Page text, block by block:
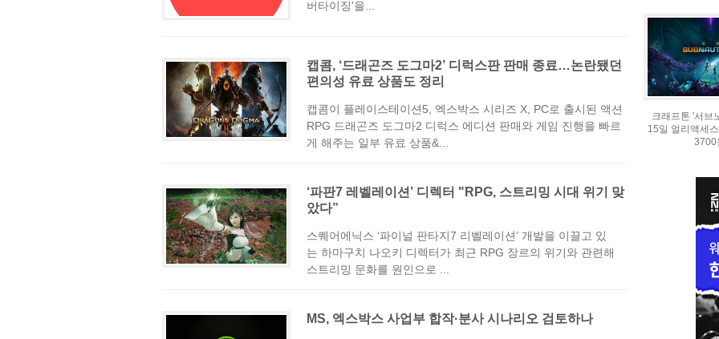
버타이징'을...
캡콤, ‘드래곤즈 도그마2’ 디럭스판 판매 종료…논란됐던
편의성 유료 상품도 정리
캡콤이 플레이스테이션5, 엑스박스 시리즈 X, PC로 출시된 액션
RPG 드래곤즈 도그마2 디럭스 에디션 판매와 게임 진행을 빠르
게 해주는 일부 유료 상품&...
‘파판7 레벨레이션’ 디렉터 "RPG, 스트리밍 시대 위기 맞
았다”
스퀘어에닉스 ‘파이널 판타지7 리벨레이션’ 개발을 이끌고 있
는 하마구치 나오키 디렉터가 최근 RPG 장르의 위기와 관련해
스트리밍 문화를 원인으로 ...
MS, 엑스박스 사업부 합작·분사 시나리오 검토하나
크래프톤 '서브
15일 얼리액세
3700